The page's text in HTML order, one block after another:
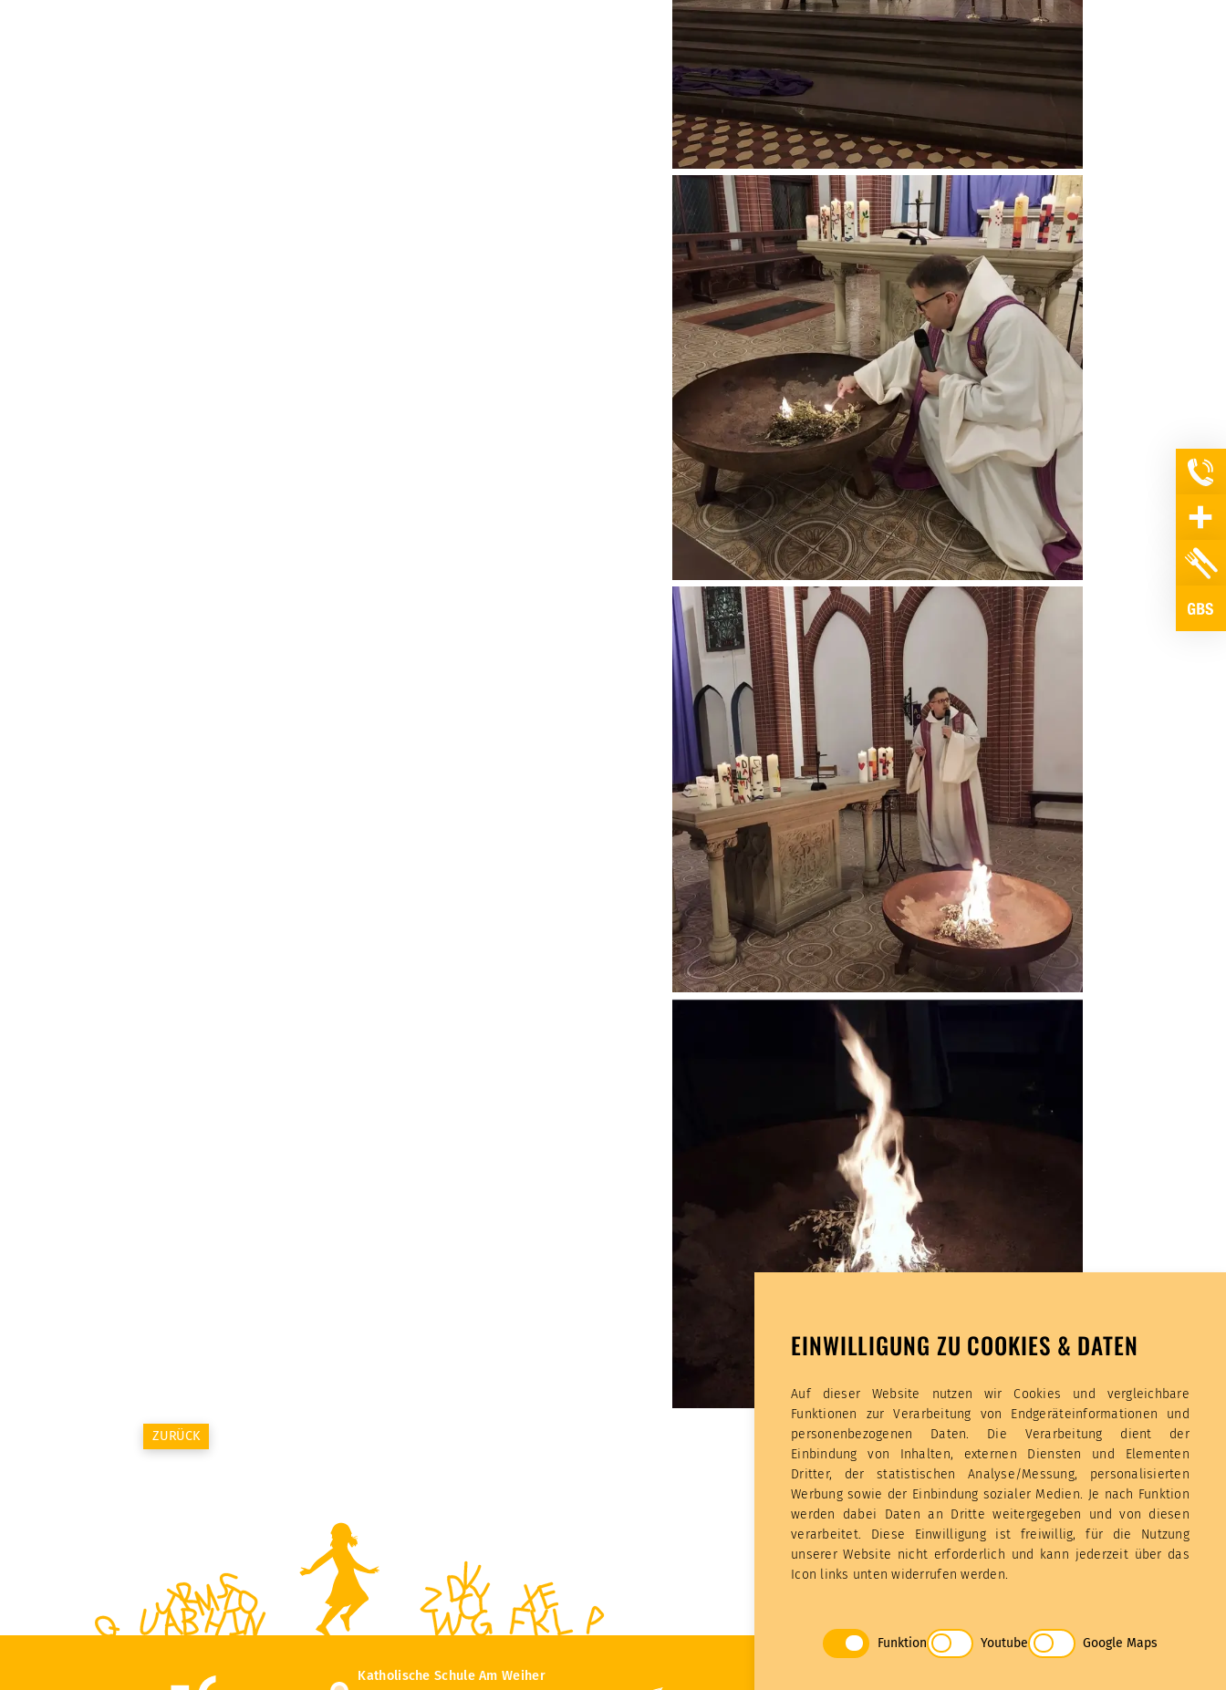
EINWILLIGUNG ZU COOKIES & DATEN
Auf dieser Website nutzen wir Cookies und vergleichbare
Funktionen zur Verarbeitung von Endgeräteinformationen und
personenbezogenen Daten. Die Verarbeitung dient der
Einbindung von Inhalten, externen Diensten und Elementen
Dritter, der statistischen Analyse/Messung, personalisierten
Werbung sowie der Einbindung sozialer Medien. Je nach Funktion
werden dabei Daten an Dritte weitergegeben und von diesen
verarbeitet. Diese Einwilligung ist freiwillig, für die Nutzung
unserer Website nicht erforderlich und kann jederzeit über das
Icon links unten widerrufen werden.
Funktion Youtube Google Maps
ZURÜCK
Katholische Schule Am Weiher